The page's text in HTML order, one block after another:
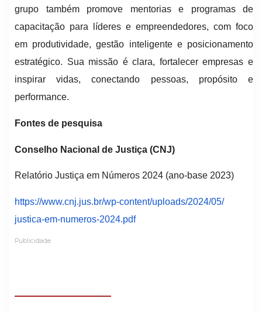
grupo também promove mentorias e programas de
capacitação para líderes e empreendedores, com foco
em produtividade, gestão inteligente e posicionamento
estratégico. Sua missão é clara, fortalecer empresas e
inspirar vidas, conectando pessoas, propósito e
performance.
Fontes de pesquisa
Conselho Nacional de Justiça (CNJ)
Relatório Justiça em Números 2024 (ano-base 2023)
https://www.cnj.jus.br/wp-content/uploads/2024/05/
justica-em-numeros-2024.pdf
Publicidade